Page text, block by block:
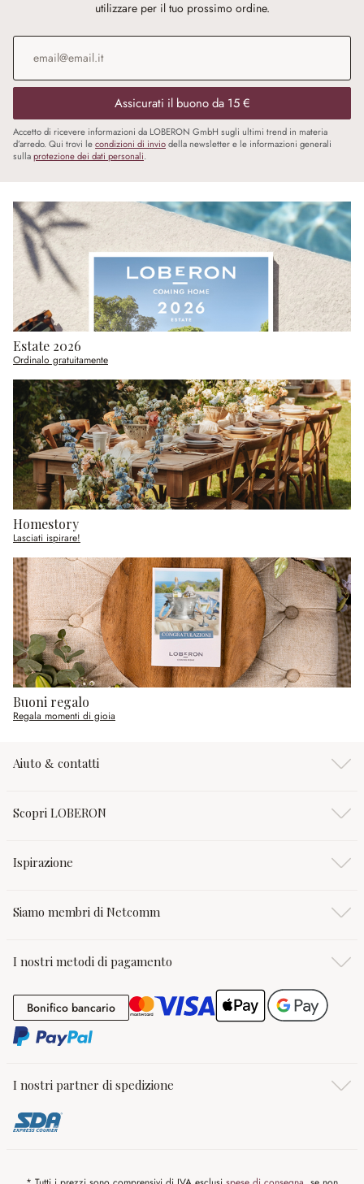
utilizzare per il tuo prossimo ordine.
Indirizzo e-mail
Assicurati il buono da 15 €
Accetto di ricevere informazioni da LOBERON GmbH sugli ultimi trend in materia
d’arredo. Qui trovi lecondizioni di inviodella newsletter e le informazioni generali
sullaprotezione dei dati personali.
Estate 2026
Ordinalo gratuitamente
Homestory
Lasciati ispirare!
Buoni regalo
Regala momenti di gioia
Aiuto & contatti
Scopri LOBERON
Ispirazione
Siamo membri di Netcomm
I nostri metodi di pagamento
Bonifico bancarioBonifico bancario
I nostri partner di spedizione